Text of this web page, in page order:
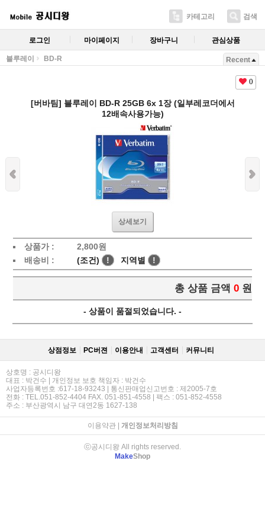
카테고리 검색
로그인 마이페이지 장바구니 관심상품
블루레이 BD-R Recent
0
[버바팀] 블루레이 BD-R 25GB 6x 1장 (일부레코더에서
12배속사용가능)
상세보기
상품가 : 2,800원
배송비 :
(조건) ! 지역별 !
총 상품 금액 0 원
- 상품이 품절되었습니다. -
상점정보 PC버젼 이용안내 고객센터 커뮤니티
상호명 : 공시디왕
대표 : 박건수 | 개인정보 보호 책임자 : 박건수
사업자등록번호 :617-18-93243 | 통신판매업신고번호 : 제2005-7호
전화 : TEL.051-852-4404 FAX. 051-851-4558 | 팩스 : 051-852-4558
주소 : 부산광역시 남구 대연2동 1627-138
이용약관| 개인정보처리방침
ⓒ공시디왕 All rights reserved.
MakeShop